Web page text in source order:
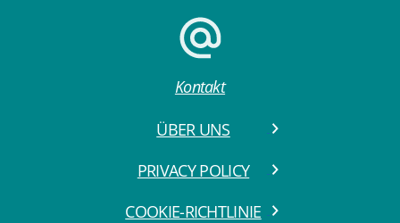
Kontakt
ÜBER UNS
PRIVACY POLICY
COOKIE-RICHTLINIE